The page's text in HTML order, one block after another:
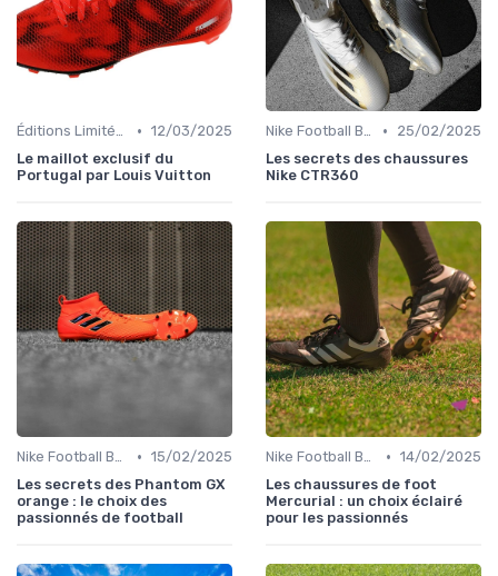
Éditions Limitées et Collaborations • 12/03/2025
Le maillot exclusif du
Portugal par Louis Vuitton
Nike Football Boots •
25/02/2025
Les secrets des chaussures
Nike CTR360
Nike Football Boots • 15/02/2025
Les secrets des Phantom GX
orange : le choix des
passionnés de football
Nike Football Boots • 14/02/2025
Les chaussures de foot
Mercurial : un choix éclairé
pour les passionnés